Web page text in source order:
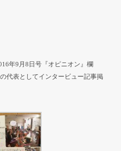
年9月8日号『オピニオン』欄
代表としてインタービュー記事掲